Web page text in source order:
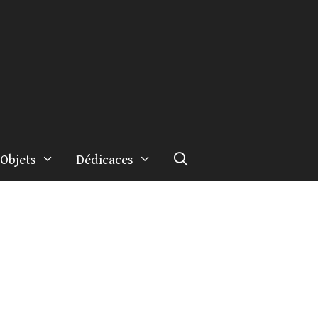
Objets Dédicaces